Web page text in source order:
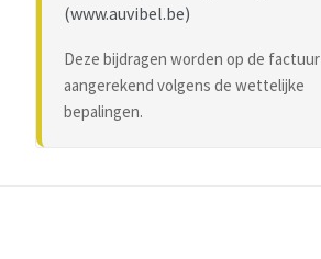
(www.auvibel.be)
Deze bijdragen worden op de factuur
aangerekend volgens de wettelijke
bepalingen.